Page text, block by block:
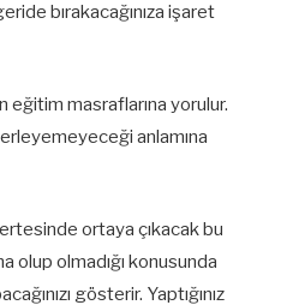
bırakacağınıza işaret
eğitim masraflarına yorulur.
anlamına
ertesinde ortaya çıkacak bu
olup olmadığı konusunda
gösterir. Yaptığınız